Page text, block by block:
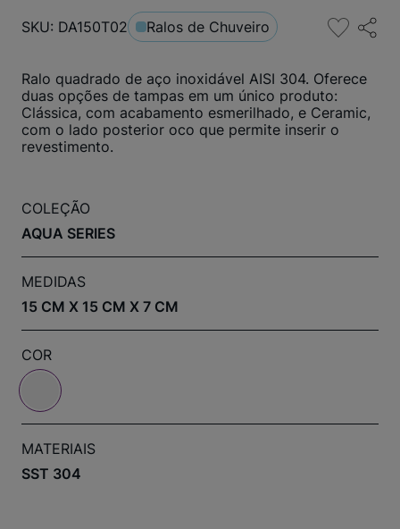
SKU: DA150T02 Ralos de Chuveiro
Ralo quadrado de aço inoxidável AISI 304. Oferece
duas opções de tampas em um único produto:
Clássica, com acabamento esmerilhado, e Ceramic,
com o lado posterior oco que permite inserir o
revestimento.
COLEÇÃO
AQUA SERIES
MEDIDAS
15 CM X 15 CM X 7 CM
COR
MATERIAIS
SST 304